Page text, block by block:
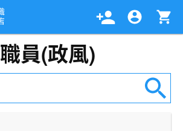
職員(政風)